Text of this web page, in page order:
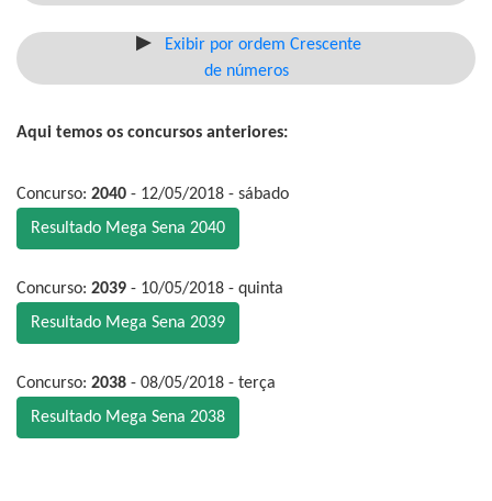
Exibir por ordem Crescente
de números
Aqui temos os concursos anteriores:
Concurso: 2040 - 12/05/2018 - sábado
Resultado Mega Sena 2040
Concurso: 2039 - 10/05/2018 - quinta
Resultado Mega Sena 2039
Concurso: 2038 - 08/05/2018 - terça
Resultado Mega Sena 2038